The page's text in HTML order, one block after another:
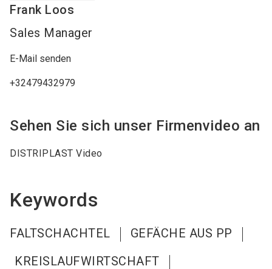
Frank Loos
Sales Manager
E-Mail senden
+32479432979
Sehen Sie sich unser Firmenvideo an
DISTRIPLAST Video
Keywords
FALTSCHACHTEL
GEFÄCHE AUS PP
KREISLAUFWIRTSCHAFT